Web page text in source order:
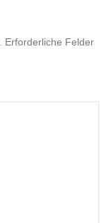
Erforderliche Felder